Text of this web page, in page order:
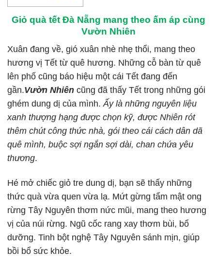
Giỏ quà tết Đà Nẵng mang theo ấm áp cùng
Vườn Nhiên
Xuân đang về, gió xuân nhè nhẹ thổi, mang theo
hương vị Tết từ quê hương. Những cỗ bàn từ quê
lên phố cũng báo hiệu một cái Tết đang đến
gần.Vườn Nhiên cũng đã thấy Tết trong những gói
ghém dung dị của mình. Ấy là những nguyên liệu
xanh thượng hạng được chọn kỹ, được Nhiên rót
thêm chút công thức nhà, gói theo cái cách dân dã
quê mình, buộc sợi ngắn sợi dài, chan chứa yêu
thương.
Hé mở chiếc giỏ tre dung dị, bạn sẽ thấy những
thức quà vừa quen vừa lạ. Mứt gừng tẩm mật ong
rừng Tây Nguyên thơm nức mũi, mang theo hương
vị của núi rừng. Ngũ cốc rang xay thơm bùi, bổ
dưỡng. Tinh bột nghệ Tây Nguyên sánh mịn, giúp
bồi bổ sức khỏe.